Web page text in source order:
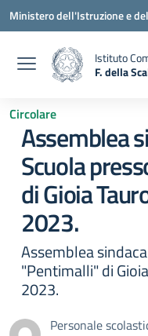
Vai ai contenuti
Vai al menu di navigazione
Vai al footer
Ministero dell'Istruzione e
Istituto
F. della
Circolare
Assemblea
Scuola
di Gioia
2023.
Assemblea
"Pentimalli" di
2023.
Personale